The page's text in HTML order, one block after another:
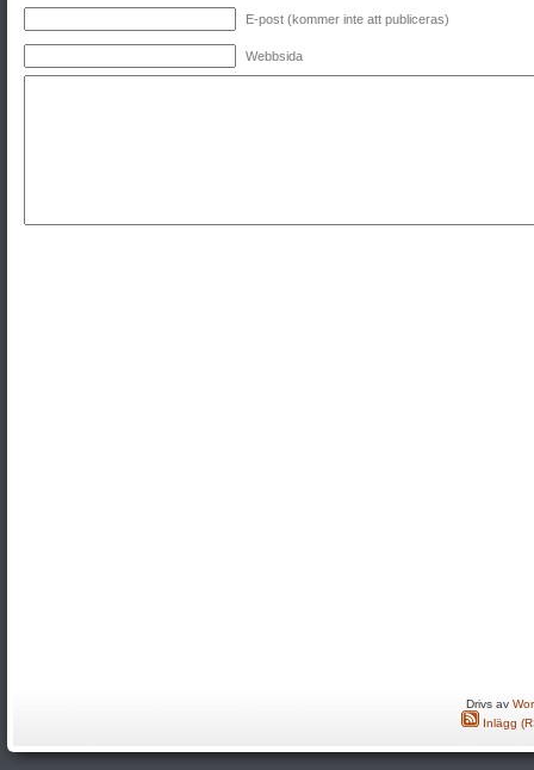
E-post (kommer inte att publiceras)
Webbsida
Drivs av
Inlägg